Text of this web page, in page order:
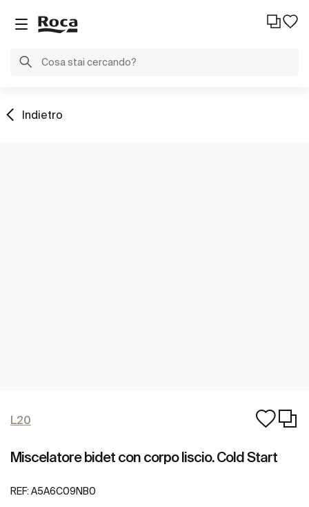
Indietro
L20
Miscelatore bidet con corpo liscio. Cold Start
REF: A5A6C09NB0